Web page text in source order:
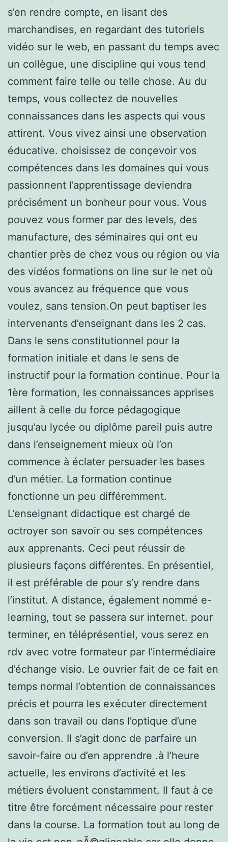
s’en rendre compte, en lisant des
marchandises, en regardant des tutoriels
vidéo sur le web, en passant du temps avec
un collègue, une discipline qui vous tend
comment faire telle ou telle chose. Au du
temps, vous collectez de nouvelles
connaissances dans les aspects qui vous
attirent. Vous vivez ainsi une observation
éducative. choisissez de conçevoir vos
compétences dans les domaines qui vous
passionnent l’apprentissage deviendra
précisément un bonheur pour vous. Vous
pouvez vous former par des levels, des
manufacture, des séminaires qui ont eu
chantier près de chez vous ou région ou via
des vidéos formations on line sur le net où
vous avancez au fréquence que vous
voulez, sans tension.On peut baptiser les
intervenants d’enseignant dans les 2 cas.
Dans le sens constitutionnel pour la
formation initiale et dans le sens de
instructif pour la formation continue. Pour la
1ère formation, les connaissances apprises
aillent à celle du force pédagogique
jusqu’au lycée ou diplôme pareil puis autre
dans l’enseignement mieux où l’on
commence à éclater persuader les bases
d’un métier. La formation continue
fonctionne un peu différemment.
L’enseignant didactique est chargé de
octroyer son savoir ou ses compétences
aux apprenants. Ceci peut réussir de
plusieurs façons différentes. En présentiel,
il est préférable de pour s’y rendre dans
l’institut. A distance, également nommé e-
learning, tout se passera sur internet. pour
terminer, en téléprésentiel, vous serez en
rdv avec votre formateur par l’intermédiaire
d’échange visio. Le ouvrier fait de ce fait en
temps normal l’obtention de connaissances
précis et pourra les exécuter directement
dans son travail ou dans l’optique d’une
conversion. Il s’agit donc de parfaire un
savoir-faire ou d’en apprendre .à l’heure
actuelle, les environs d’activité et les
métiers évoluent constamment. Il faut à ce
titre être forcément nécessaire pour rester
dans la course. La formation tout au long de